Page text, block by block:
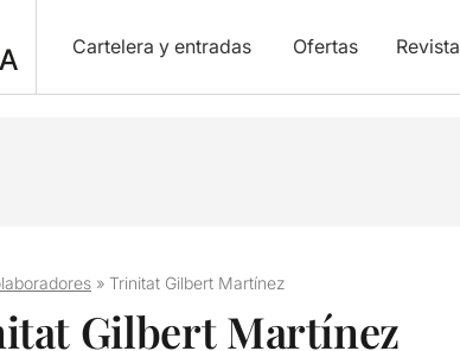
Cartelera y entradas Ofertas Revista
» Trinitat Gilbert Martínez
Gilbert Martínez